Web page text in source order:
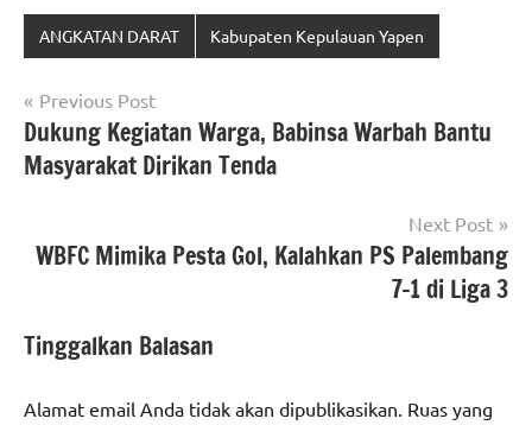
ANGKATAN DARAT Kabupaten Kepulauan Yapen
Navigasi
pos
Previous Post
Dukung Kegiatan Warga, Babinsa Warbah Bantu
Masyarakat Dirikan Tenda
Next Post
WBFC Mimika Pesta Gol, Kalahkan PS Palembang
7-1 di Liga 3
Tinggalkan Balasan
Alamat email Anda tidak akan dipublikasikan. Ruas yang